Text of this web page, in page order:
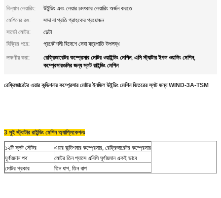
বিন্যাস লেয়ারিং:
উইন্ডিং এবং লেয়ার চমৎকার লেয়ারিং অর্জন করতে
মেশিনের রঙ:
সাদা বা প্রতি গ্রাহকের প্রয়োজন
সার্ভো মোটর:
ডেল্টা
বিক্রির পরে:
প্রকৌশলী বিদেশে সেবা যন্ত্রপাতি উপলব্ধ
লক্ষণীয় করা:
রেফ্রিজারেটর কম্প্রেসার মোটর ওয়াইন্ডিং মেশিন, এসি স্ট্যাটার ইগল ওয়ালিং মেশিন,
কম্প্রেসারগুলির জন্য স্লট রাইন্ডিং মেশিন
রেফ্রিজারেটর এয়ার কন্ডিশনার কম্প্রেসার মোটর ইনজিল উইন্ডিং মেশিন ভিতরের স্লট জন্য WIND-3A-TSM
3 সুই স্ট্যাটার রাইন্ডিং মেশিন অ্যাপ্লিকেশনঃ
১২টি স্লট স্টেটর
এয়ার কন্ডিশনার কম্প্রেসার, রেফ্রিজারেটর কম্প্রেসার
ঘূর্ণায়মান পথ
মোটর তিন প্যাসে এবিসি ঘূর্ণায়মান একই ভাবে
মোটর প্রকার
তিন ধাপ, তিন ধাপ